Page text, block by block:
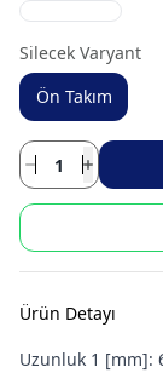
Silecek Varyant
Ön Takım
Ürün Detayı
Uzunluk 1 [mm]: